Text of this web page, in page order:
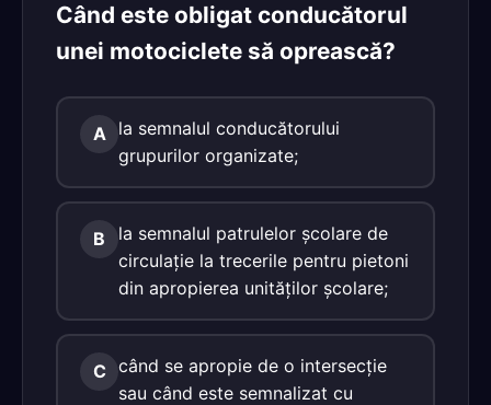
Când este obligat conducătorul
unei motociclete să oprească?
A
la semnalul conducătorului
grupurilor organizate;
B
la semnalul patrulelor şcolare de
circulaţie la trecerile pentru pietoni
din apropierea unităţilor şcolare;
C când se apropie de o intersecţie
sau când este semnalizat cu